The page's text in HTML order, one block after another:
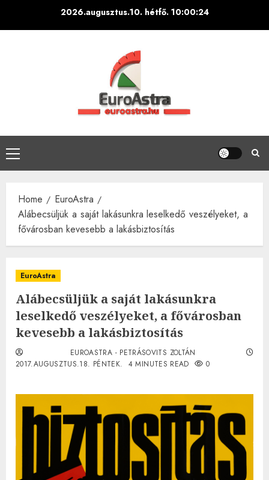
2026.augusztus.10. hétfő. 10:00:25
Primary
Menu
Home
EuroAstra
Alábecsüljük a saját lakásunkra leselkedő veszélyeket, a
fővárosban kevesebb a lakásbiztosítás
EuroAstra
Alábecsüljük a saját lakásunkra
leselkedő veszélyeket, a fővárosban
kevesebb a lakásbiztosítás
EUROASTRA - PETRÁSOVITS ZOLTÁN
2017.AUGUSZTUS.18. PÉNTEK.
4 MINUTES READ 0